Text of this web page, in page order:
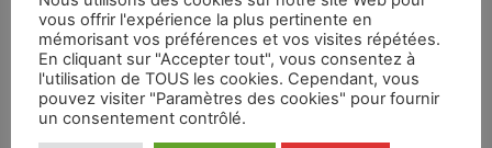
Valence est une grande ville et il y a certains
quartiers qui sont plus dangereux que d’autres. Si
vous ne connaissez pas bien la ville, évitez les
quartiers malfamés.
vous offrir l'expérience la plus pertinente en
mémorisant vos préférences et vos visites répétées.
En cliquant sur "Accepter tout", vous consentez à
l'utilisation de TOUS les cookies. Cependant, vous
pouvez visiter "Paramètres des cookies" pour fournir
un consentement contrôlé.